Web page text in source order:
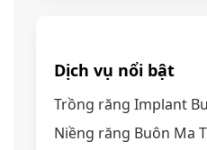
Dịch vụ nổi bật
Trồng răng Implant
Niềng răng Buôn Ma